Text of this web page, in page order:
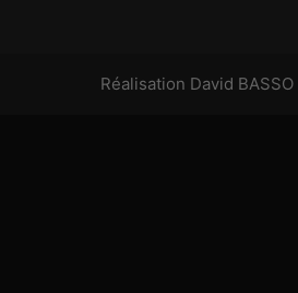
Réalisation David BASSO